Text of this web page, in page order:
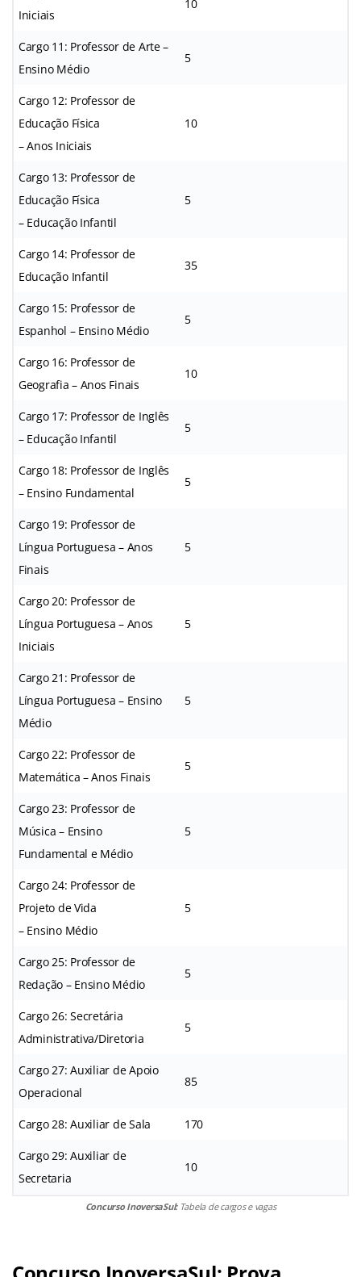
Iniciais
10
Cargo 11: Professor de Arte –
Ensino Médio
5
Cargo 12: Professor de
Educação Física
– Anos Iniciais
10
Cargo 13: Professor de
Educação Física
– Educação Infantil
5
Cargo 14: Professor de
Educação Infantil
35
Cargo 15: Professor de
Espanhol – Ensino Médio
5
Cargo 16: Professor de
Geografia – Anos Finais
10
Cargo 17: Professor de Inglês
– Educação Infantil
5
Cargo 18: Professor de Inglês
– Ensino Fundamental
5
Cargo 19: Professor de
Língua Portuguesa – Anos
Finais
5
Cargo 20: Professor de
Língua Portuguesa – Anos
Iniciais
5
Cargo 21: Professor de
Língua Portuguesa – Ensino
Médio
5
Cargo 22: Professor de
Matemática – Anos Finais
5
Cargo 23: Professor de
Música – Ensino
Fundamental e Médio
5
Cargo 24: Professor de
Projeto de Vida
– Ensino Médio
5
Cargo 25: Professor de
Redação – Ensino Médio
5
Cargo 26: Secretária
Administrativa/Diretoria
5
Cargo 27: Auxiliar de Apoio
Operacional
85
Cargo 28: Auxiliar de Sala 170
Cargo 29: Auxiliar de
Secretaria
10
Concurso InoversaSul: Tabela de cargos e vagas